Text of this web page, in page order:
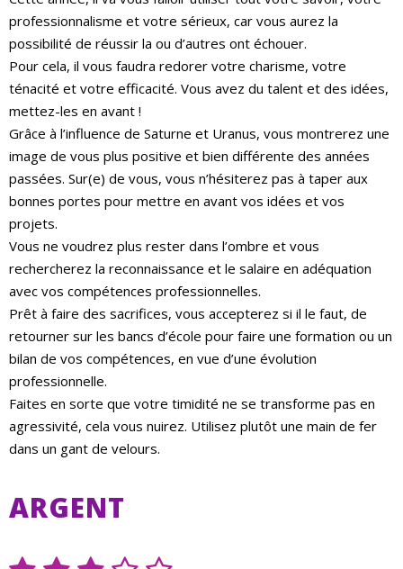
professionnalisme et votre sérieux, car vous aurez la
possibilité de réussir la ou d’autres ont échouer.
Pour cela, il vous faudra redorer votre charisme, votre
ténacité et votre efficacité. Vous avez du talent et des idées,
mettez-les en avant !
Grâce à l’influence de Saturne et Uranus, vous montrerez une
image de vous plus positive et bien différente des années
passées. Sur(e) de vous, vous n’hésiterez pas à taper aux
bonnes portes pour mettre en avant vos idées et vos
projets.
Vous ne voudrez plus rester dans l’ombre et vous
rechercherez la reconnaissance et le salaire en adéquation
avec vos compétences professionnelles.
Prêt à faire des sacrifices, vous accepterez si il le faut, de
retourner sur les bancs d’école pour faire une formation ou un
bilan de vos compétences, en vue d’une évolution
professionnelle.
Faites en sorte que votre timidité ne se transforme pas en
agressivité, cela vous nuirez. Utilisez plutôt une main de fer
dans un gant de velours.
ARGENT